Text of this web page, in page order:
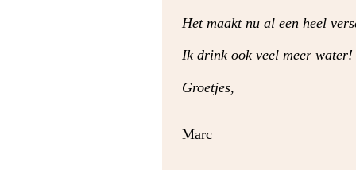
Het maakt nu al een heel
Ik drink ook veel meer
Groetjes,
Marc